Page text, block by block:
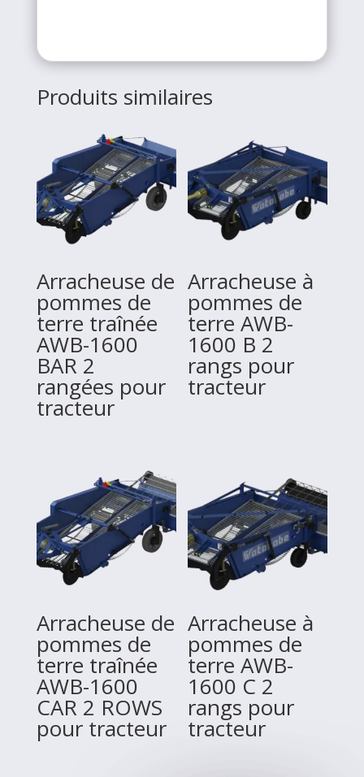
Produits similaires
Arracheuse de
pommes de
terre traînée
AWB-1600
BAR 2
rangées pour
tracteur
Arracheuse à
pommes de
terre AWB-
1600 B 2
rangs pour
tracteur
Arracheuse de
pommes de
terre traînée
AWB-1600
CAR 2 ROWS
pour tracteur
Arracheuse à
pommes de
terre AWB-
1600 C 2
rangs pour
tracteur